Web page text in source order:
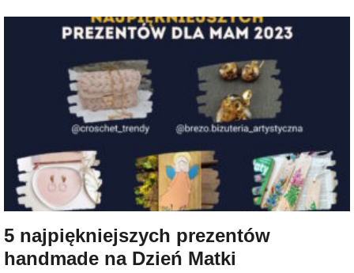
5 najpiękniejszych prezentów
handmade na Dzień Matki